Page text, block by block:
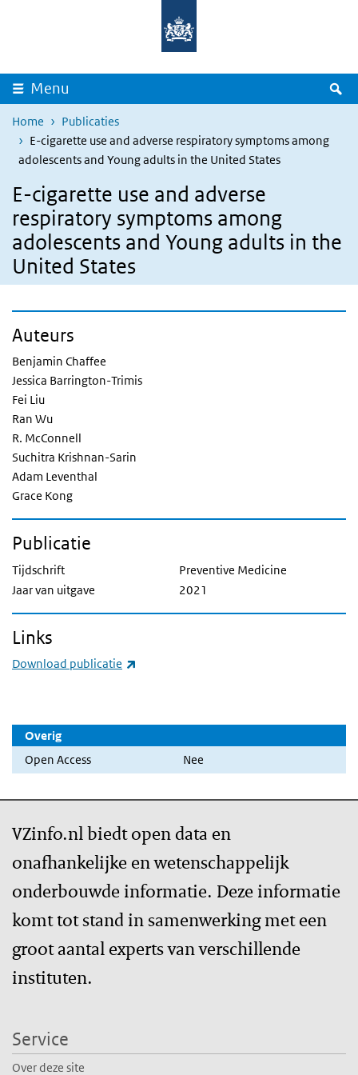
Overslaan en naar de inhoud gaan
Menu
Home
Publicaties
E-cigarette use and adverse respiratory symptoms among
adolescents and Young adults in the United States
E-cigarette use and adverse
respiratory symptoms among
adolescents and Young adults in the
United States
Overig
Open Access
Nee
Auteurs
Benjamin Chaffee
Jessica Barrington-Trimis
Fei Liu
Ran Wu
R. McConnell
Suchitra Krishnan-Sarin
Adam Leventhal
Grace Kong
Publicatie
Tijdschrift
Preventive Medicine
Jaar van uitgave
2021
Links
Download publicatie
VZinfo.nl biedt open data en
onafhankelijke en wetenschappelijk
onderbouwde informatie. Deze informatie
komt tot stand in samenwerking met een
groot aantal experts van verschillende
instituten.
Service
Over deze site